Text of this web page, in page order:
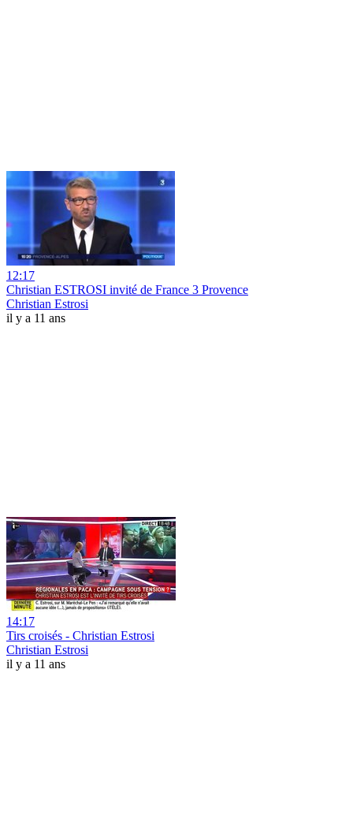
12:17
Christian ESTROSI invité de France 3 Provence
Christian Estrosi
il y a 11 ans
14:17
Tirs croisés - Christian Estrosi
Christian Estrosi
il y a 11 ans